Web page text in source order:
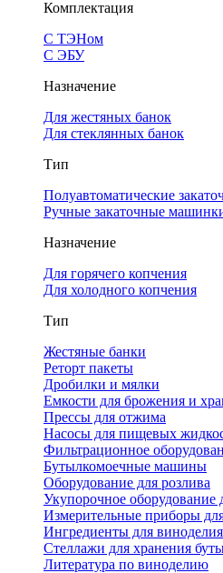
Комплектация
С ТЭНом
С ЭБУ
Назначение
Для жестяных банок
Для стеклянных банок
Тип
Полуавтоматические
Ручные закаточные
Назначение
Для горячего копчения
Для холодного копчения
Тип
Жестяные банки
Реторт пакеты
Дробилки и мялки
Емкости для брожения и
Прессы для отжима
Насосы для пищевых
Фильтрационное
Бутылкомоечные машины
Оборудование для розлива
Укупорочное оборудование
Измерительные приборы
Ингредиенты для виноделия
Стеллажи для хранения
Литература по виноделию